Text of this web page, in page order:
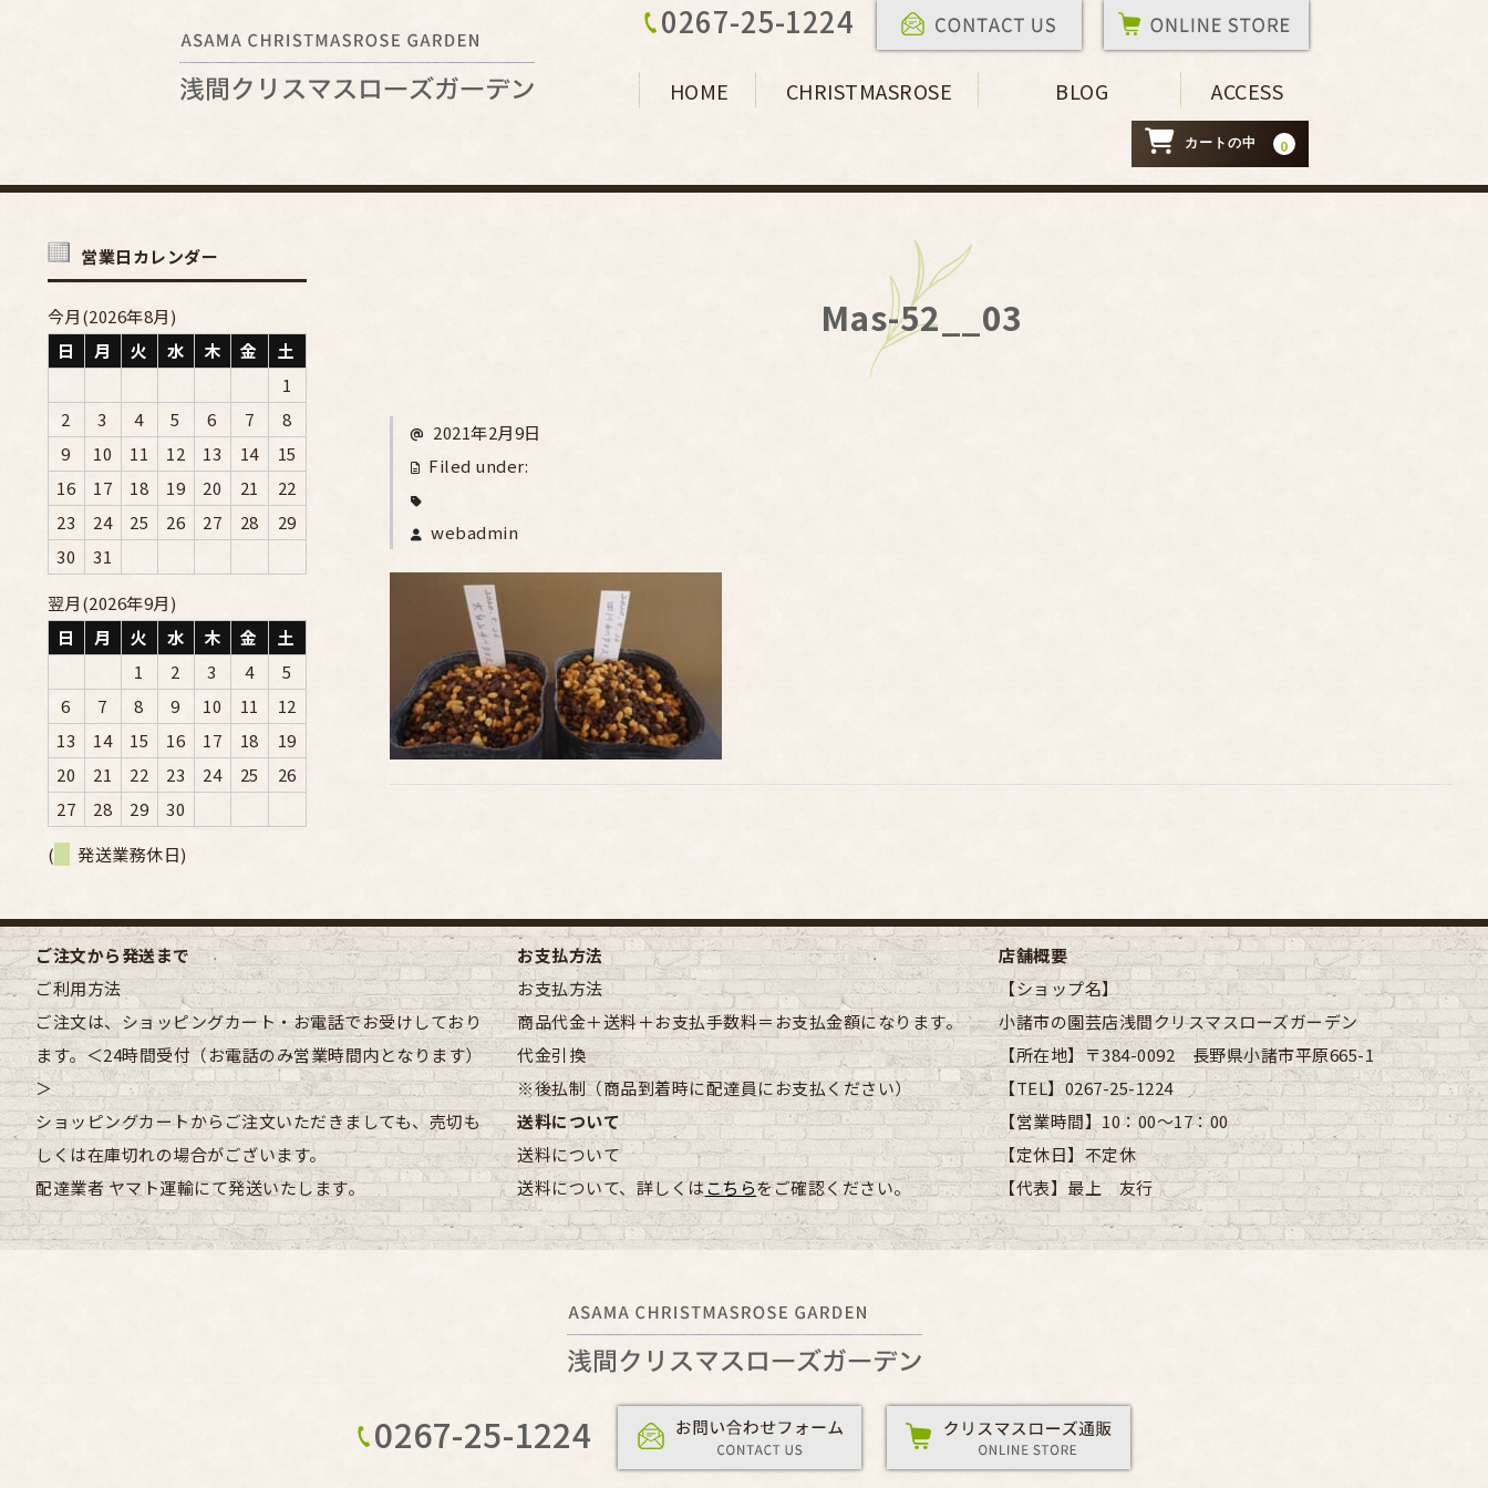
0267-25-1224
HOME CHRISTMASROSE BLOG ACCESS
カートの中 0
Mas-52__03
2021年2月9日
Filed under:
webadmin
営業日カレンダー
今月(2026年8月)
日
月 火 水 木 金
土
1
2
3 4 5 6 7
8
9
10 11 12 13 14
15
16
17 18 19 20 21
22
23
24 25 26 27 28
29
30
31
翌月(2026年9月)
日
月 火 水 木 金
土
1
2 3 4
5
6
7 8 9 10 11
12
13
14 15 16 17 18
19
20
21 22 23 24 25
26
27
28 29
30
(
発送業務休日)
ご注文から発送まで
ご利用方法
ご注文は、ショッピングカート・お電話でお受けしており
ます。＜24時間受付（お電話のみ営業時間内となります）
＞
ショッピングカートからご注文いただきましても、売切も
しくは在庫切れの場合がございます。
配達業者ヤマト運輸にて発送いたします。
お支払方法
お支払方法
商品代金＋送料＋お支払手数料＝お支払金額になります。
代金引換
※後払制（商品到着時に配達員にお支払ください）
送料について
送料について
送料について、詳しくはこちらをご確認ください。
店舗概要
【ショップ名】
小諸市の園芸店浅間クリスマスローズガーデン
【所在地】〒384-0092 長野県小諸市平原665-1
【TEL】0267-25-1224
【営業時間】10：00～17：00
【定休日】不定休
【代表】最上 友行
0267-25-1224